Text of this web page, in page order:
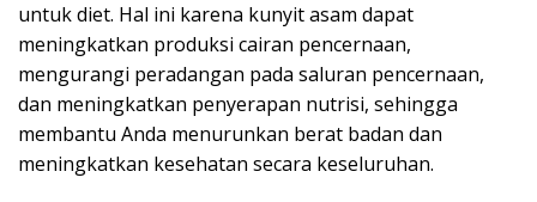
untuk diet. Hal ini karena kunyit asam dapat
meningkatkan produksi cairan pencernaan,
mengurangi peradangan pada saluran pencernaan,
dan meningkatkan penyerapan nutrisi, sehingga
membantu Anda menurunkan berat badan dan
meningkatkan kesehatan secara keseluruhan.